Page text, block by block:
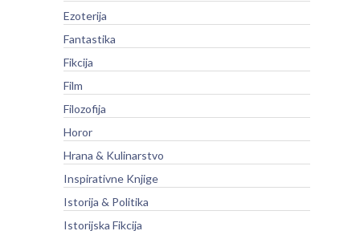
Ezoterija
Fantastika
Fikcija
Film
Filozofija
Horor
Hrana & Kulinarstvo
Inspirativne Knjige
Istorija & Politika
Istorijska Fikcija